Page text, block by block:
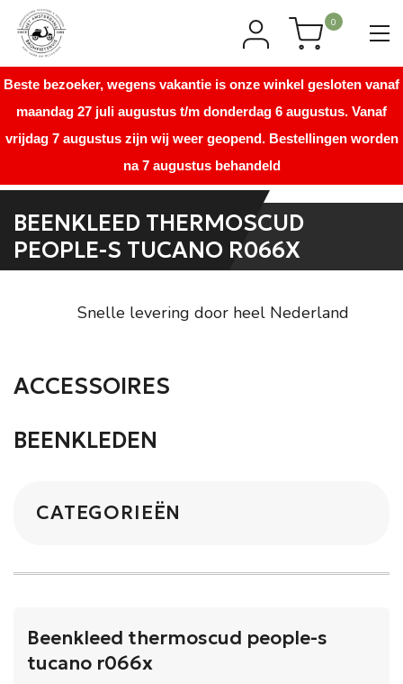
Beste bezoeker, wegens vakantie is onze winkel gesloten vanaf
maandag 27 juli augustus t/m donderdag 6 augustus. Vanaf
vrijdag 7 augustus zijn wij weer geopend. Bestellingen worden
na 7 augustus behandeld
0
BEENKLEED THERMOSCUD
PEOPLE-S TUCANO R066X
Snelle levering door heel Nederland
ACCESSOIRES
BEENKLEDEN
CATEGORIEËN
Beenkleed thermoscud people-s
tucano r066x